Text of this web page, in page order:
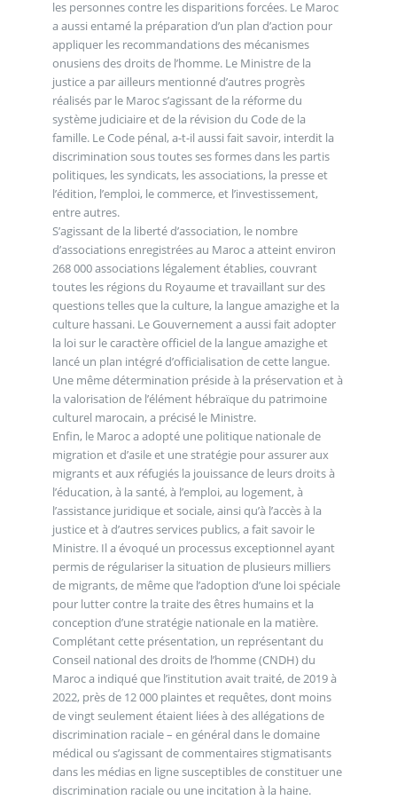
les personnes contre les disparitions forcées. Le Maroc
a aussi entamé la préparation d’un plan d’action pour
appliquer les recommandations des mécanismes
onusiens des droits de l’homme. Le Ministre de la
justice a par ailleurs mentionné d’autres progrès
réalisés par le Maroc s’agissant de la réforme du
système judiciaire et de la révision du Code de la
famille. Le Code pénal, a-t-il aussi fait savoir, interdit la
discrimination sous toutes ses formes dans les partis
politiques, les syndicats, les associations, la presse et
l’édition, l’emploi, le commerce, et l’investissement,
entre autres.
S’agissant de la liberté d’association, le nombre
d’associations enregistrées au Maroc a atteint environ
268 000 associations légalement établies, couvrant
toutes les régions du Royaume et travaillant sur des
questions telles que la culture, la langue amazighe et la
culture hassani. Le Gouvernement a aussi fait adopter
la loi sur le caractère officiel de la langue amazighe et
lancé un plan intégré d’officialisation de cette langue.
Une même détermination préside à la préservation et à
la valorisation de l’élément hébraïque du patrimoine
culturel marocain, a précisé le Ministre.
Enfin, le Maroc a adopté une politique nationale de
migration et d’asile et une stratégie pour assurer aux
migrants et aux réfugiés la jouissance de leurs droits à
l’éducation, à la santé, à l’emploi, au logement, à
l’assistance juridique et sociale, ainsi qu’à l’accès à la
justice et à d’autres services publics, a fait savoir le
Ministre. Il a évoqué un processus exceptionnel ayant
permis de régulariser la situation de plusieurs milliers
de migrants, de même que l’adoption d’une loi spéciale
pour lutter contre la traite des êtres humains et la
conception d’une stratégie nationale en la matière.
Complétant cette présentation, un représentant du
Conseil national des droits de l’homme (CNDH) du
Maroc a indiqué que l’institution avait traité, de 2019 à
2022, près de 12 000 plaintes et requêtes, dont moins
de vingt seulement étaient liées à des allégations de
discrimination raciale – en général dans le domaine
médical ou s’agissant de commentaires stigmatisants
dans les médias en ligne susceptibles de constituer une
discrimination raciale ou une incitation à la haine.